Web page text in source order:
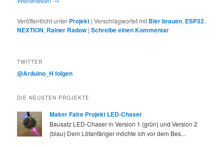
Veröffentlicht unter Projekt |Verschlagwortet mit Bier brauen, ESP32,
NEXTION, Rainer Radow |Schreibe einen Kommentar
TWITTER
@Arduino_H folgen
DIE NEUSTEN PROJEKTE
Maker Faire Projekt LED-Chaser
Bausatz LED-Chaser in Version 1 (grün) und Version 2
(blau) Dem Lötanfänger möchte ich vor dem Bes...